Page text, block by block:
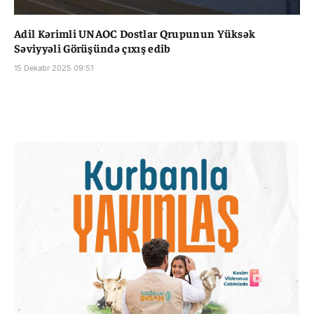
Adil Kərimli UNAOC Dostlar Qrupunun Yüksək
Səviyyəli Görüşündə çıxış edib
15 Dekabr 2025 09:51